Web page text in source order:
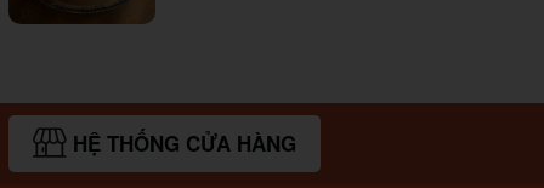
HỆ THỐNG CỬA HÀNG